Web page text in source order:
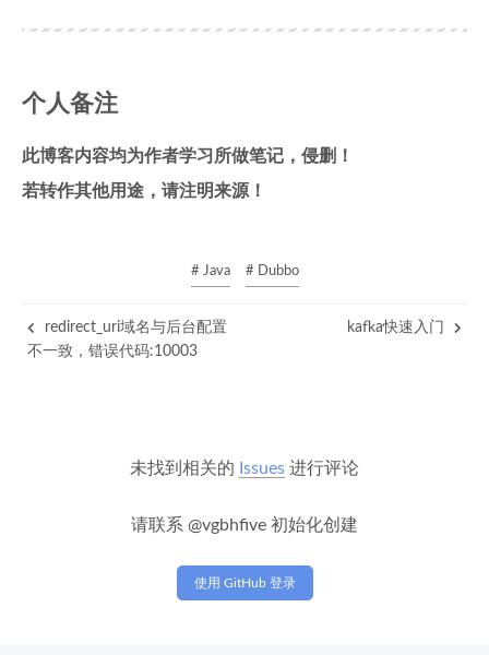
个人备注
此博客内容均为作者学习所做笔记，侵删！
若转作其他用途，请注明来源！
# Java # Dubbo
redirect_uri域名与后台配置
不一致，错误代码:10003
kafka快速入门
未找到相关的 Issues 进行评论
请联系 @vgbhfive 初始化创建
使用 GitHub 登录